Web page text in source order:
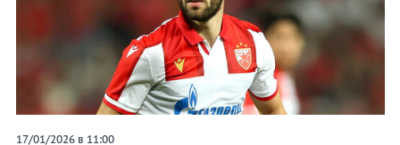
17/01/2026 в 11:00